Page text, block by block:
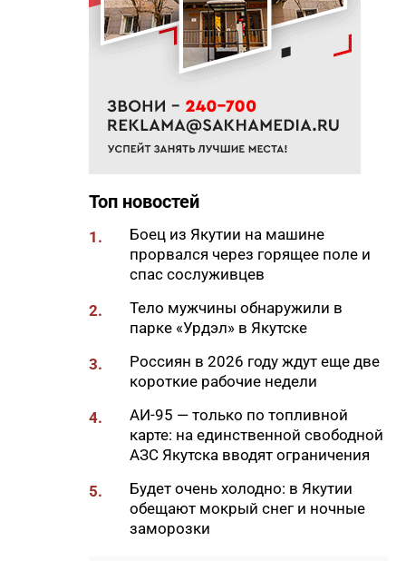
17:56
Жительница Жатая похитила
33 цветка с клумбы в центре
Якутска
17:51
«Здесь нет типовых задач»:
начальник стройплощадки
«Полюс Строя» Евгений
Минтруда Якутии объединил
30 участников из трех
муниципалитетов
17:34
Якутяне подали более 61
тысяч заявлений на получение
земельных участков
«Точка будущего. Якутия»:
самый масштабный
образовательный проект на
вечной мерзлоте
17:22
47 участников из арктических
районов Якутии объединил XI
Молодежный Суглан в
Октемцах
Топ новостей
1.
Боец из Якутии на машине
прорвался через горящее поле и
спас сослуживцев
2.
Тело мужчины обнаружили в
парке «Урдэл» в Якутске
3.
Россиян в 2026 году ждут еще две
короткие рабочие недели
4.
АИ-95 — только по топливной
карте: на единственной свободной
АЗС Якутска вводят ограничения
5.
Будет очень холодно: в Якутии
обещают мокрый снег и ночные
заморозки